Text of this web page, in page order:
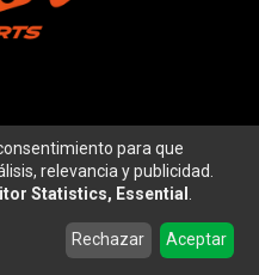
Wishlist Account
Mazawi
SIDI
para que
relevancia y publicidad.
Statistics, Essential
Rechazar Aceptar